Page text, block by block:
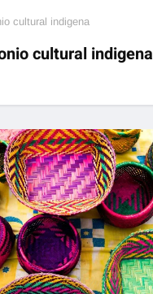
cultural indigena
cultural indigena